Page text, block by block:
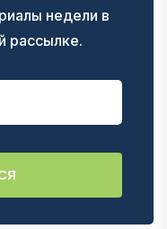
недели в
рассылке.